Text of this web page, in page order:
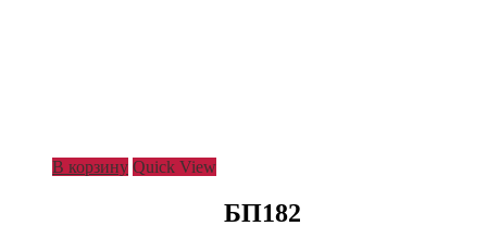
В корзину Quick View
БП182